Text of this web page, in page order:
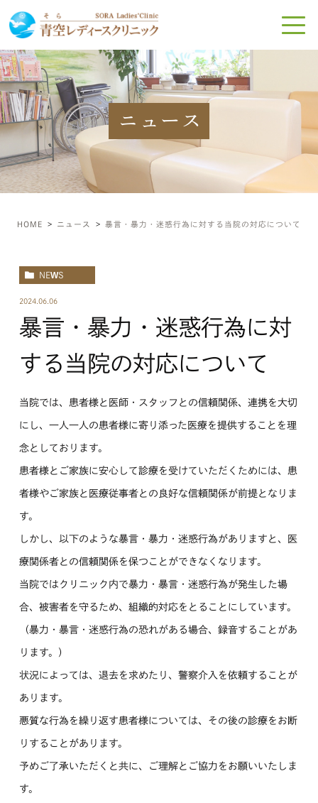
ニュース
HOME ニュース 暴言・暴力・迷惑行為に対する当院の対応について
NEWS
2024.06.06
暴言・暴力・迷惑行為に対
する当院の対応について
当院では、患者様と医師・スタッフとの信頼関係、連携を大切
にし、一人一人の患者様に寄り添った医療を提供することを理
念としております。
患者様とご家族に安心して診療を受けていただくためには、患
者様やご家族と医療従事者との良好な信頼関係が前提となりま
す。
しかし、以下のような暴言・暴力・迷惑行為がありますと、医
療関係者との信頼関係を保つことができなくなります。
当院ではクリニック内で暴力・暴言・迷惑行為が発生した場
合、被害者を守るため、組織的対応をとることにしています。
（暴力・暴言・迷惑行為の恐れがある場合、録音することがあ
ります。）
状況によっては、退去を求めたり、警察介入を依頼することが
あります。
悪質な行為を繰り返す患者様については、その後の診療をお断
りすることがあります。
予めご了承いただくと共に、ご理解とご協力をお願いいたしま
す。